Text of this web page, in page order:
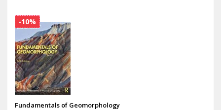
Fundamentals of Geomorphology
-10%